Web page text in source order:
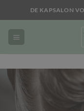
naar
inhoud
DE KAPSALON